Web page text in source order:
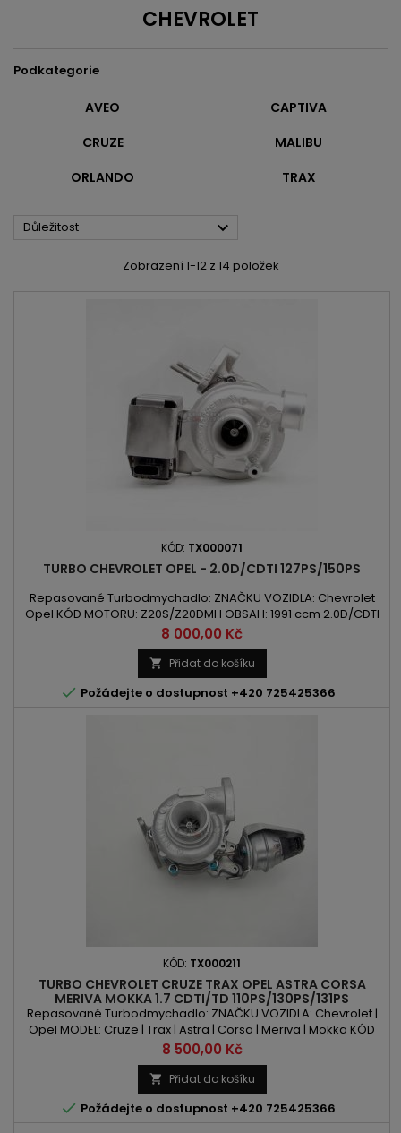
CHEVROLET
Podkategorie
AVEO
CAPTIVA
CRUZE
MALIBU
ORLANDO
TRAX
Důležitost 
Zobrazení 1-12 z 14 položek
KÓD: TX000071
TURBO CHEVROLET OPEL - 2.0D/CDTI 127PS/150PS
Repasované Turbodmychadlo: ZNAČKU VOZIDLA: Chevrolet
Opel KÓD MOTORU: Z20S/Z20DMH OBSAH: 1991 ccm 2.0D/CDTI
VÝKON: 93kW/127PS / 110kW/150PS ROK VÝROBY: 2006 -
Cena
8 000,00 Kč
 Přidat do košíku
 Požádejte o dostupnost +420 725425366
KÓD: TX000211
TURBO CHEVROLET CRUZE TRAX OPEL ASTRA CORSA
MERIVA MOKKA 1.7 CDTI/TD 110PS/130PS/131PS
Repasované Turbodmychadlo: ZNAČKU VOZIDLA: Chevrolet |
Opel MODEL: Cruze | Trax | Astra | Corsa | Meriva | Mokka KÓD
MOTORU: A17DTC | A17DTE| A17DTF| A17DTJ | A17DTS OBSAH:
1686ccm 1.7 TDCI | 1.7 TD VÝKON: 110PS/81kW | 130PS/96kW |
131PS/96kW ROK VÝROBY: 2009 -
Cena
8 500,00 Kč
 Přidat do košíku
 Požádejte o dostupnost +420 725425366